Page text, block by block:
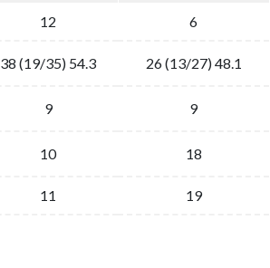
12
6
38 (19/35) 54.3
26 (13/27) 48.1
9
9
10 18
11 19